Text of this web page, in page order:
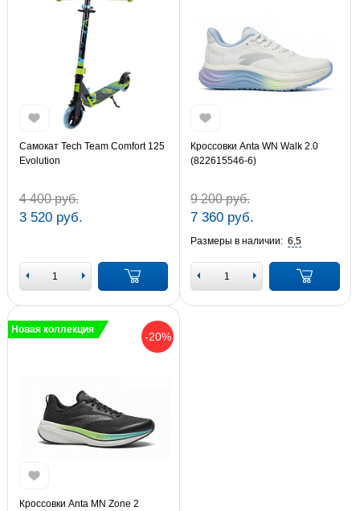
Самокат Tech Team Comfort 125
Evolution
4 400 руб.
3 520 руб.
Кроссовки Anta WN Walk 2.0
(822615546-6)
9 200 руб.
7 360 руб.
Размеры в наличии: 6,5
-20%
Новая коллекция
Кроссовки Anta MN Zone 2